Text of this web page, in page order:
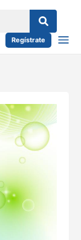
Regístrate